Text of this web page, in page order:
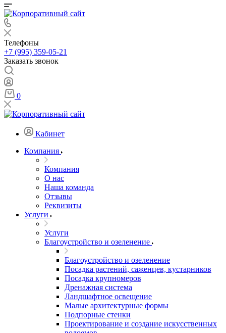
Телефоны
+7 (995) 359-05-21
Заказать звонок
0
Кабинет
Компания
Компания
О нас
Наша команда
Отзывы
Реквизиты
Услуги
Услуги
Благоустройство и озеленение
Благоустройство и озеленение
Посадка растений, саженцев, кустарников
Посадка крупномеров
Дренажная система
Ландшафтное освещение
Малые архитектурные формы
Подпорные стенки
Проектирование и создание искусственных